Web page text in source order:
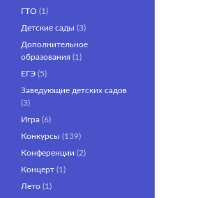
ГТО (1)
Детские сады (3)
Дополнительное
образования (1)
ЕГЭ (5)
Заведующие детских садов
(3)
Игра (6)
Конкурсы (139)
Конференции (2)
Концерт (1)
Лето (1)